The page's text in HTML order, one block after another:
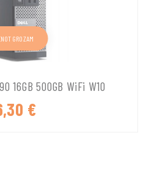
16GB 500GB WiFi W10
€
GROZAM